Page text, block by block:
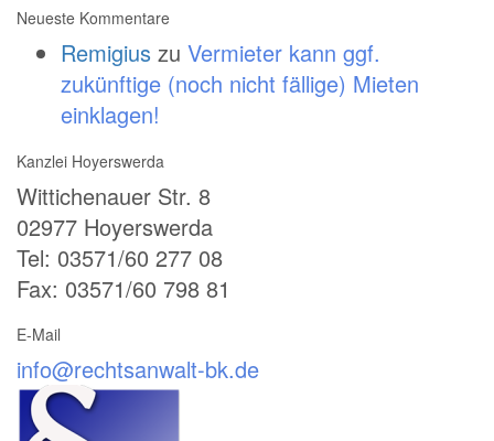
Neueste Kommentare
Remigius zu Vermieter kann ggf.
zukünftige (noch nicht fällige) Mieten
einklagen!
Kanzlei Hoyerswerda
Wittichenauer Str. 8
02977 Hoyerswerda
Tel: 03571/60 277 08
Fax: 03571/60 798 81
E-Mail
info@rechtsanwalt-bk.de